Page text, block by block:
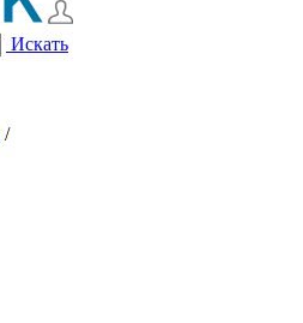
Искать
/